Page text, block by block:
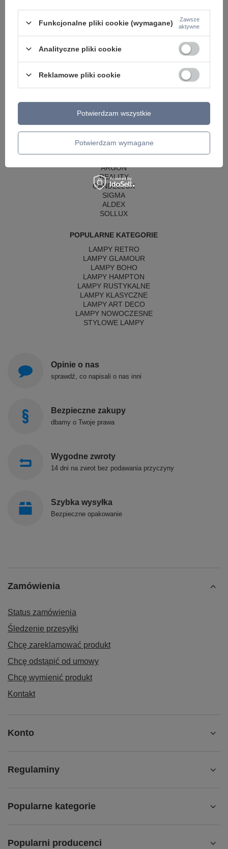
LAMPY WISZĄCE - ZEWNĘTRZNE
OPRAWY OGRODOWE
GIRLANDY OGRODOWE
OŚWIETLENIE SCHODÓW ZEWNĘTRZNE
PRODUCENCI
AZZARDO
ITALUX
ARGON
REALITY
CANDELLUX
SIGMA
ALDEX
SOLLUX
POPULARNE KATEGORIE
LAMPY RETRO
LAMPY GLAMOUR
LAMPY BOHO
LAMPY HAMPTON
LAMPY RUSTYKALNE
LAMPY KLASYCZNE
LAMPY ART DECO
LAMPY NOWOCZESNE
STYLOWE LAMPY
Opinie o nas
sprawdź, co napisali o nas inni
Bezpieczne zakupy
dbamy o Twoje prawa
Wygodne zwroty
14 dni na zwrot bez podawania przyczyny
Szybka wysyłka
Bezpieczne opakowanie
Zamówienia
Status zamówienia
Śledzenie przesyłki
Chcę zareklamować produkt
Chcę odstąpić od umowy
Chcę wymienić produkt
Kontakt
Konto
Regulaminy
Popularne kategorie
Popularni producenci
Funkcjonalne pliki cookie (wymagane)
Zawsze
aktywne
Analityczne pliki cookie
Reklamowe pliki cookie
Potwierdzam wymagane
Potwierdzam wszystkie